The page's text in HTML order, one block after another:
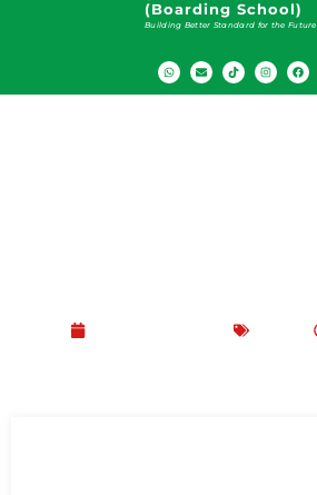
(Boarding School)
Building Better Standard for the Future